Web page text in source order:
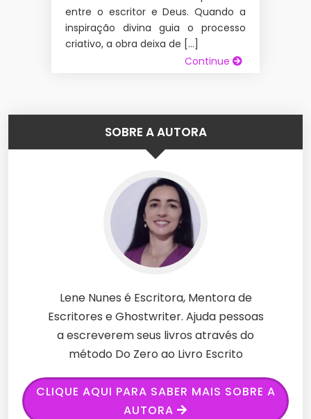
entre o escritor e Deus. Quando a
inspiração divina guia o processo
criativo, a obra deixa de […]
Continue
SOBRE A AUTORA
Lene Nunes é Escritora, Mentora de
Escritores e Ghostwriter. Ajuda pessoas
a escreverem seus livros através do
método Do Zero ao Livro Escrito
CLIQUE AQUI PARA SABER MAIS SOBRE A
AUTORA